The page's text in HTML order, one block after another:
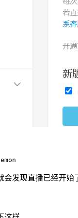
会发现直播已经开始